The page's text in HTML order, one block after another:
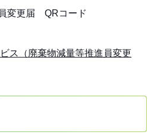
変更届 QRコード
ス（廃棄物減量等推進員変更